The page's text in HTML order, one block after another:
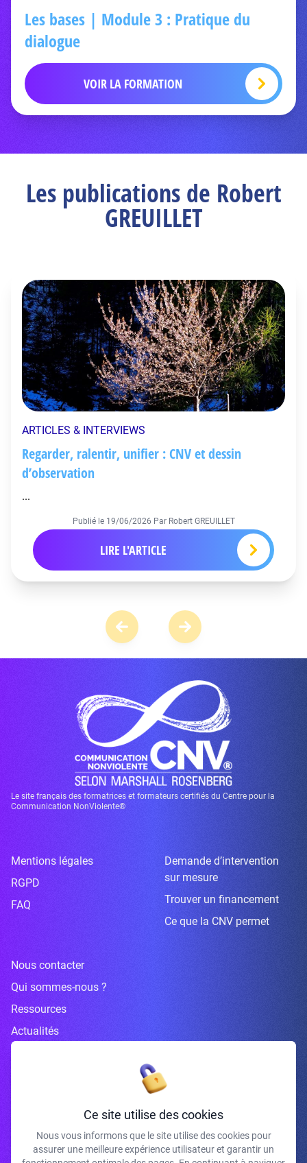
Les bases | Module 3 : Pratique du
dialogue
VOIR LA FORMATION
Les publications de Robert
GREUILLET
ARTICLES & INTERVIEWS
Regarder, ralentir, unifier : CNV et dessin
d’observation
...
Publié le 19/06/2026 Par Robert GREUILLET
LIRE L'ARTICLE
Le site français des formatrices et formateurs certifiés du Centre pour la
Communication NonViolente®
Mentions légales
RGPD
FAQ
Demande d’intervention
sur mesure
Trouver un financement
Ce que la CNV permet
Nous contacter
Qui sommes-nous ?
Ressources
Actualités
Inscrivez-vous à la newsletter
Ce site utilise des cookies
Nous vous informons que le site utilise des cookies pour
assurer une meilleure expérience utilisateur et garantir un